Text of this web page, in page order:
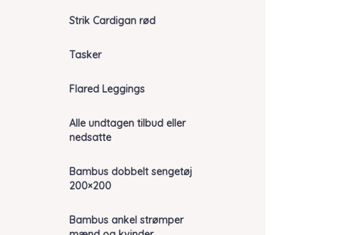
Strik Cardigan rød
Tasker
Flared Leggings
Alle undtagen tilbud eller
nedsatte
Bambus dobbelt sengetøj
200×200
Bambus ankel strømper